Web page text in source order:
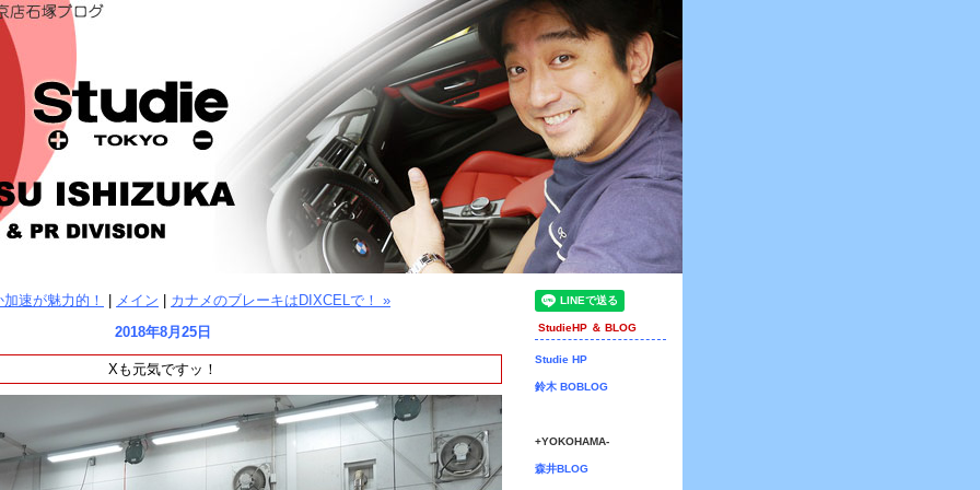
速が魅力的！ メイン
カナメのブレーキはDIXCELで！ »
2018年8月25日
Xも元気ですッ！
StudieHP ＆ BLOG
Studie HP
鈴木 BOBLOG
+YOKOHAMA-
森井BLOG